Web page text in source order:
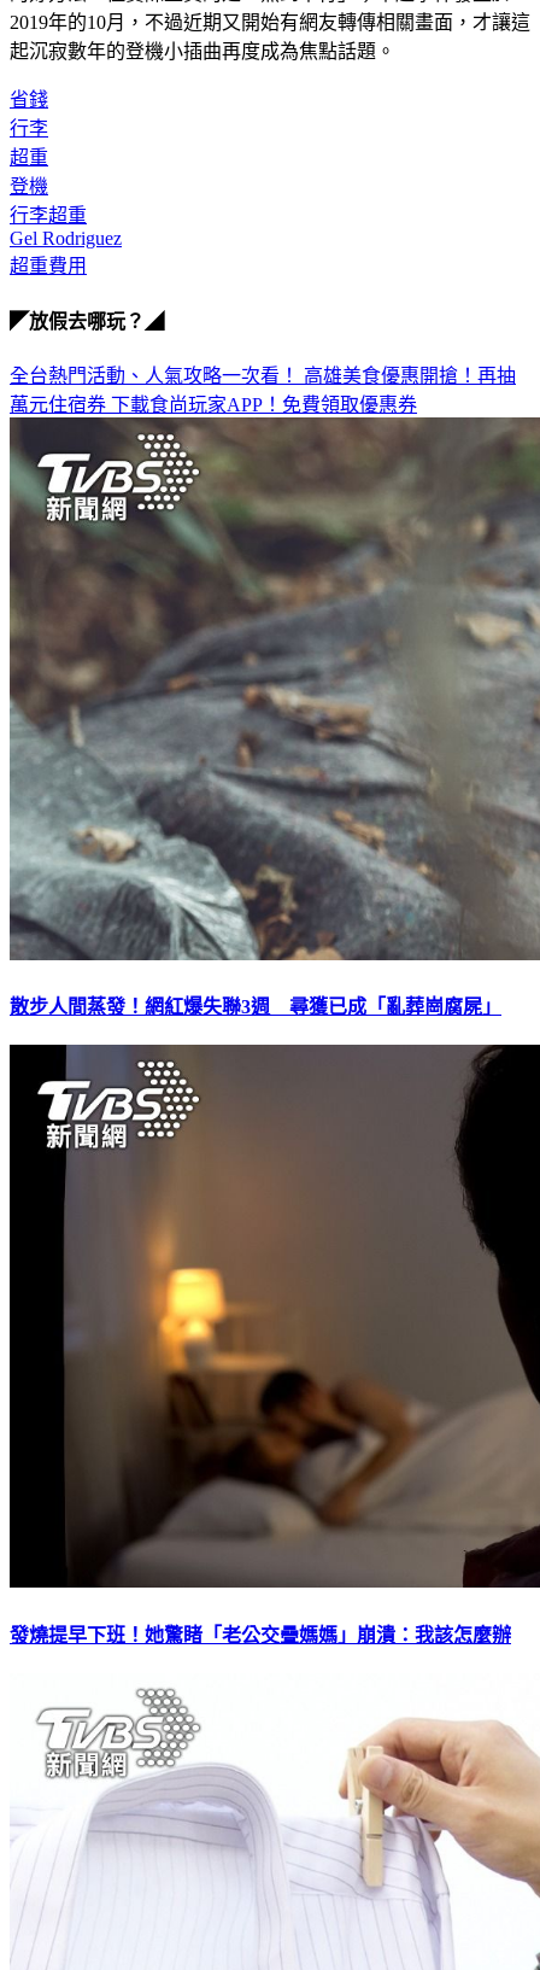
2019年的10月，不過近期又開始有網友轉傳相關畫面，才讓這
起沉寂數年的登機小插曲再度成為焦點話題。
省錢
行李
超重
登機
行李超重
Gel Rodriguez
超重費用
◤放假去哪玩？◢
全台熱門活動、人氣攻略一次看！ 高雄美食優惠開搶！再抽
萬元住宿券 下載食尚玩家APP！免費領取優惠券
散步人間蒸發！網紅爆失聯3週 尋獲已成「亂葬崗腐屍」
發燒提早下班！她驚睹「老公交疊媽媽」崩潰：我該怎麼辦